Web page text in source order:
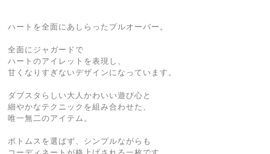
ハートを全面にあしらったプルオーバー。
全面にジャガードで
ハートのアイレットを表現し、
甘くなりすぎないデザインになっています。
ダブスタらしい大人かわいい遊び心と
細やかなテクニックを組み合わせた、
唯一無二のアイテム。
ボトムスを選ばず、シンプルながらも